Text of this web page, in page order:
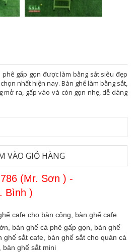
gấp gọn được làm bằng sắt siêu đẹp
nhất hiện nay. Bàn ghế làm bằng sắt,
mở ra, gấp vào và còn gọn nhẹ, dễ dàng
VÀO GIỎ HÀNG
(Mr. Sơn ) -
Bình )
cafe cho bàn công, bàn ghế cafe
bàn ghế cà phê gấp gọn, bàn ghế
ghế sắt cafe, bàn ghế sắt cho quán cà
bàn ghế sắt mini